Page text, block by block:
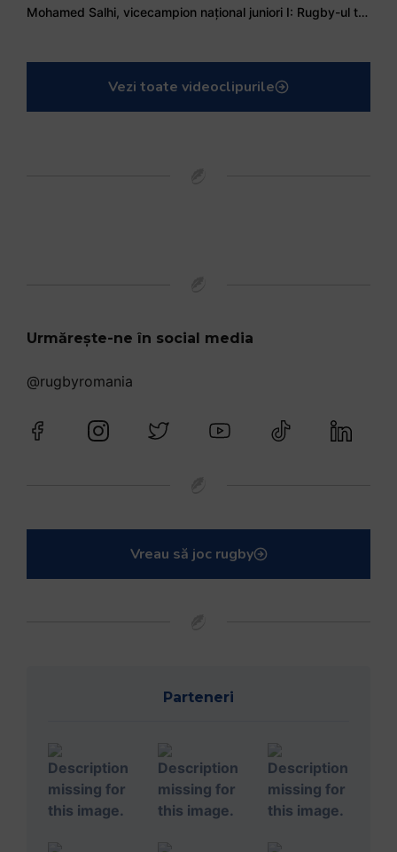
Mohamed Salhi, vicecampion național juniori I: Rugby-ul te învață să accepți și înfrângerile
Vezi toate videoclipurile
Urmărește-ne în social media
@rugbyromania
Vreau să joc rugby
Parteneri